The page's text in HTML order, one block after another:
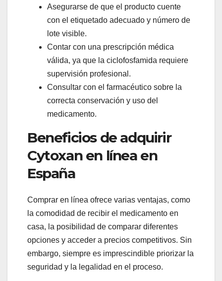
Asegurarse de que el producto cuente
con el etiquetado adecuado y número de
lote visible.
Contar con una prescripción médica
válida, ya que la ciclofosfamida requiere
supervisión profesional.
Consultar con el farmacéutico sobre la
correcta conservación y uso del
medicamento.
Beneficios de adquirir
Cytoxan en línea en
España
Comprar en línea ofrece varias ventajas, como
la comodidad de recibir el medicamento en
casa, la posibilidad de comparar diferentes
opciones y acceder a precios competitivos. Sin
embargo, siempre es imprescindible priorizar la
seguridad y la legalidad en el proceso.